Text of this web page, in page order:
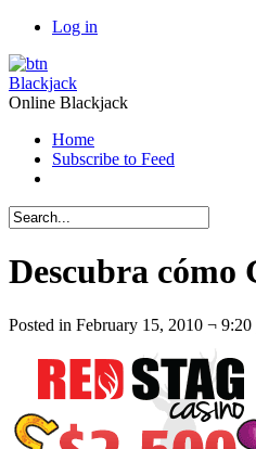
Log in
Blackjack
Online Blackjack
Home
Subscribe to Feed
Descubra
Posted in February 15, 2010 ¬ 9:20